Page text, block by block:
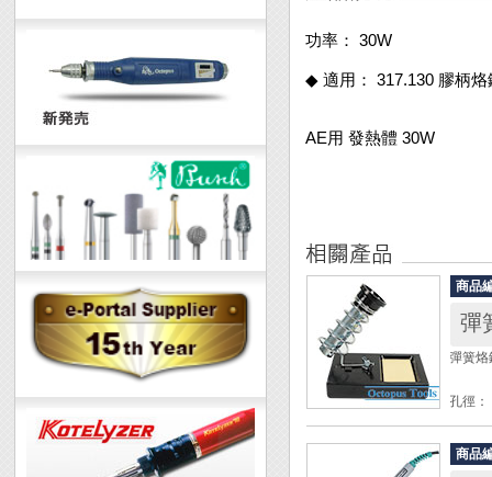
功率： 30W
◆ 適用： 317.130 膠柄烙
AE用 發熱體 30W
商品
彈
彈簧
孔徑
尺寸
海綿
商品